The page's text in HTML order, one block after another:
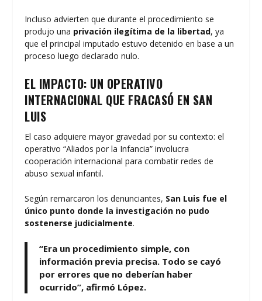
Incluso advierten que durante el procedimiento se
produjo una privación ilegítima de la libertad, ya
que el principal imputado estuvo detenido en base a un
proceso luego declarado nulo.
EL IMPACTO: UN OPERATIVO
INTERNACIONAL QUE FRACASÓ EN SAN
LUIS
El caso adquiere mayor gravedad por su contexto: el
operativo “Aliados por la Infancia” involucra
cooperación internacional para combatir redes de
abuso sexual infantil.
Según remarcaron los denunciantes, San Luis fue el
único punto donde la investigación no pudo
sostenerse judicialmente.
“Era un procedimiento simple, con
información previa precisa. Todo se cayó
por errores que no deberían haber
ocurrido”, afirmó López.